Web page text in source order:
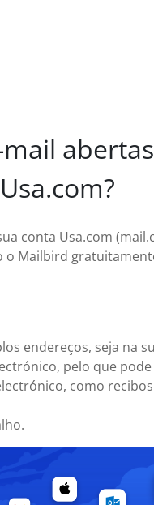
conta Usa.com
o Mailbird
endereços, seja na
pelo que
como